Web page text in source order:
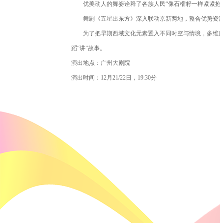
优美动人的舞姿诠释了各族人民“像石榴籽一样紧紧
舞剧《五星出东方》深入联动京新两地，整合优势资
为了把早期西域文化元素置入不同时空与情境，多维
蹈“讲”故事。
演出地点：广州大剧院
演出时间：12月21/22日，19:30分